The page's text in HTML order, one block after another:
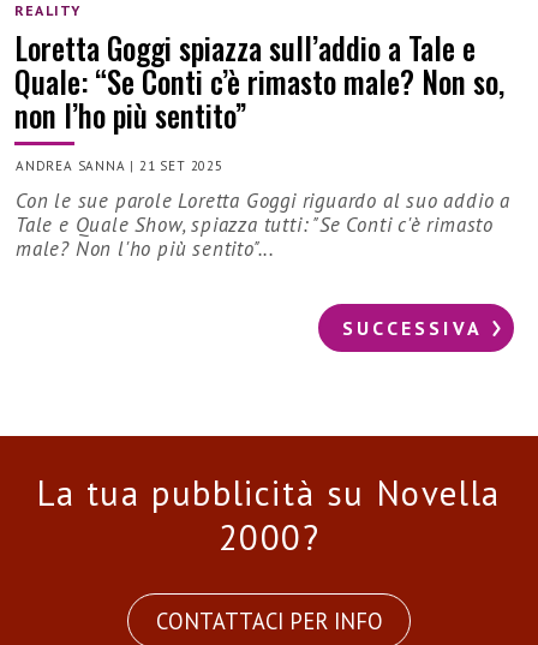
REALITY
Loretta Goggi spiazza sull’addio a Tale e
Quale: “Se Conti c’è rimasto male? Non so,
non l’ho più sentito”
ANDREA SANNA | 21 SET 2025
Con le sue parole Loretta Goggi riguardo al suo addio a
Tale e Quale Show, spiazza tutti: "Se Conti c'è rimasto
male? Non l'ho più sentito"...
SUCCESSIVA
La tua pubblicità su Novella
2000?
CONTATTACI PER INFO